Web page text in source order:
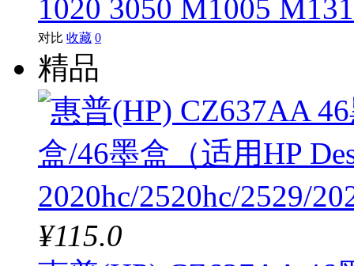
1020 3050 M1005
对比 收藏 0
精品
¥115.0